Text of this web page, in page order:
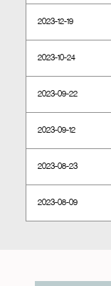
2023-12-19
2023-10-24
2023-09-22
2023-09-12
2023-08-23
2023-08-09